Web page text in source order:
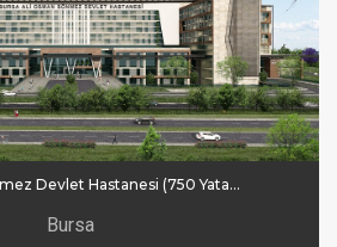
Ali Osman Sönmez Devlet Hastanesi (750 Yataklı )
Bursa